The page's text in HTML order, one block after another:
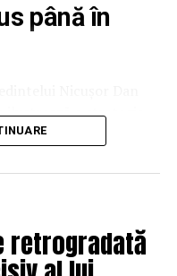
până în
o strategie
Deși raportul
a ales o abordare
peste o situație
importantă:
retrogradată